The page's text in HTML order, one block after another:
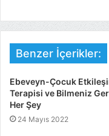
Benzer İçerikler:
Ebeveyn-Çocuk
Terapisi ve Bilmeniz
Her Şey
24 Mayıs 2022